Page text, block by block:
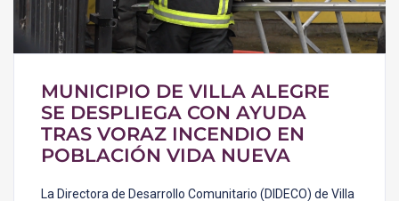
MUNICIPIO DE VILLA ALEGRE
SE DESPLIEGA CON AYUDA
TRAS VORAZ INCENDIO EN
POBLACIÓN VIDA NUEVA
La Directora de Desarrollo Comunitario (DIDECO) de Villa